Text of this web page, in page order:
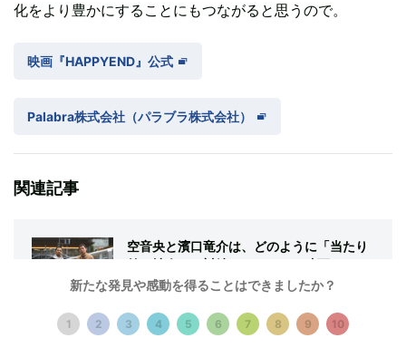
化をより豊かにすることにもつながると思うので。
映画『HAPPYEND』公式
Palabra株式会社（パラブラ株式会社）
関連記事
空音央と濱口竜介は、どのように「当たり
前の社会」と対峙しているか。映画
『HAPPYEND』をめぐる対談
by 宮田文久
新たな発見や感動を得ることはできましたか？
1 2 3 4 5 6 7 8 9 10